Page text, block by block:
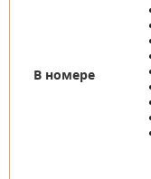
В номере